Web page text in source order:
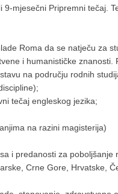
mjesečni Pripremni tečaj.
Roma da se natječu za
i humanističke znanosti.
na području rodnih
tečaj engleskog jezika;
na razini magisterija)
i predanosti za poboljšanje
Crne Gore, Hrvatske,